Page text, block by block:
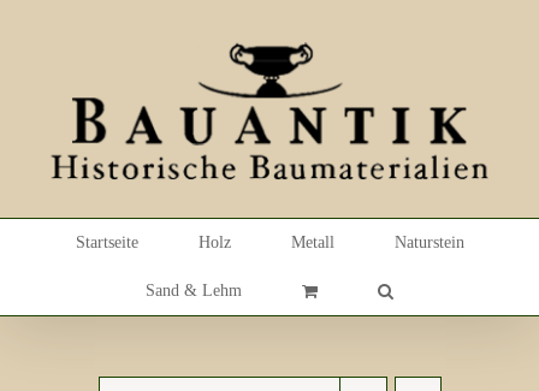
Startseite Holz Metall Naturstein
Sand & Lehm